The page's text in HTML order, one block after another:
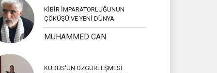
KİBİR İMPARATORLUĞUNUN
ÇÖKÜŞÜ VE YENİ DÜNYA
MUHAMMED CAN
KUDÜS'ÜN ÖZGÜRLEŞMESİ